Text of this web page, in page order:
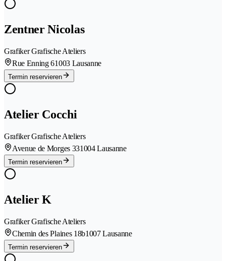
Zentner Nicolas
Grafiker Grafische Ateliers
Rue Enning 61003 Lausanne
Termin reservieren
Atelier Cocchi
Grafiker Grafische Ateliers
Avenue de Morges 331004 Lausanne
Termin reservieren
Atelier K
Grafiker Grafische Ateliers
Chemin des Plaines 18b1007 Lausanne
Termin reservieren